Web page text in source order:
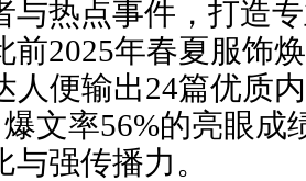
与热点事件，打造
前2025年春夏服饰
人便输出24篇优质
文率56%的亮眼
强传播力。